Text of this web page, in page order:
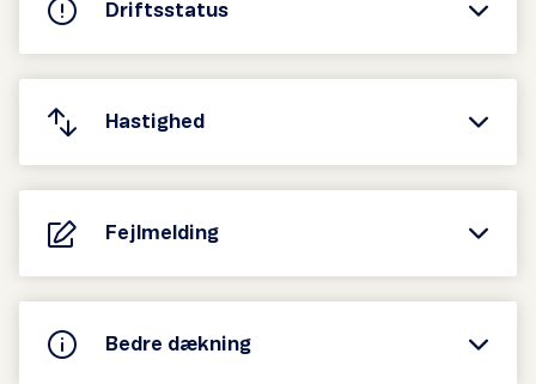
Driftsstatus
Hastighed
Fejlmelding
Bedre dækning